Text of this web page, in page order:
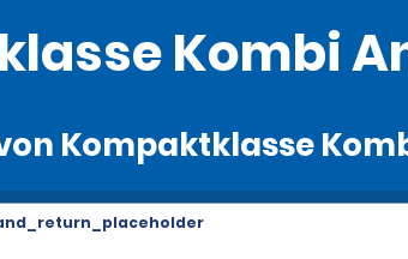
Kombi
Kompaktklasse